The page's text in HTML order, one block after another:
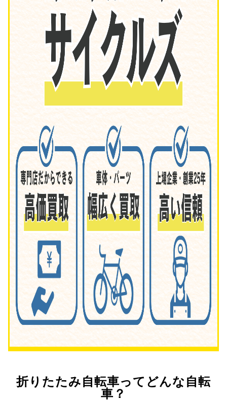
折りたたみ自転車ってどんな自転
車？